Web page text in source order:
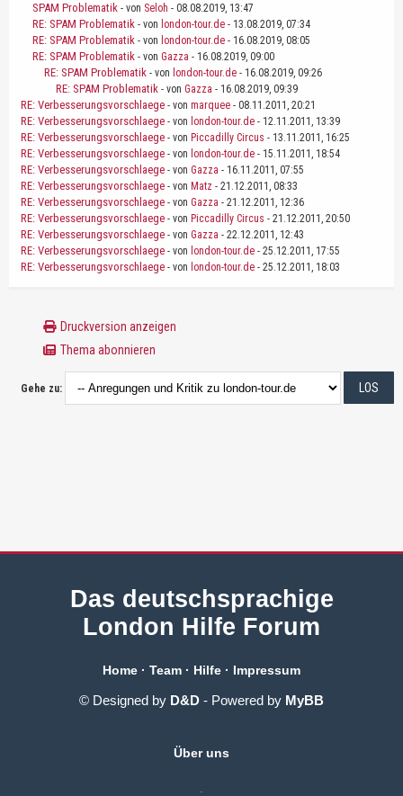
SPAM Problematik - von Seloh - 08.08.2019, 13:47
RE: SPAM Problematik - von london-tour.de - 13.08.2019, 07:34
RE: SPAM Problematik - von london-tour.de - 16.08.2019, 08:05
RE: SPAM Problematik - von Gazza - 16.08.2019, 09:00
RE: SPAM Problematik - von london-tour.de - 16.08.2019, 09:26
RE: SPAM Problematik - von Gazza - 16.08.2019, 09:39
RE: Verbesserungsvorschlaege - von marquee - 08.11.2011, 20:21
RE: Verbesserungsvorschlaege - von london-tour.de - 12.11.2011, 13:39
RE: Verbesserungsvorschlaege - von Piccadilly Circus - 13.11.2011, 16:25
RE: Verbesserungsvorschlaege - von london-tour.de - 15.11.2011, 18:54
RE: Verbesserungsvorschlaege - von Gazza - 16.11.2011, 07:55
RE: Verbesserungsvorschlaege - von Matz - 21.12.2011, 08:33
RE: Verbesserungsvorschlaege - von Gazza - 21.12.2011, 12:36
RE: Verbesserungsvorschlaege - von Piccadilly Circus - 21.12.2011, 20:50
RE: Verbesserungsvorschlaege - von Gazza - 22.12.2011, 12:43
RE: Verbesserungsvorschlaege - von london-tour.de - 25.12.2011, 17:55
RE: Verbesserungsvorschlaege - von london-tour.de - 25.12.2011, 18:03
Druckversion anzeigen
Thema abonnieren
Gehe zu:
Das deutschsprachige
London Hilfe Forum
Home · Team · Hilfe · Impressum
© Designed by D&D - Powered by MyBB
Über uns
.